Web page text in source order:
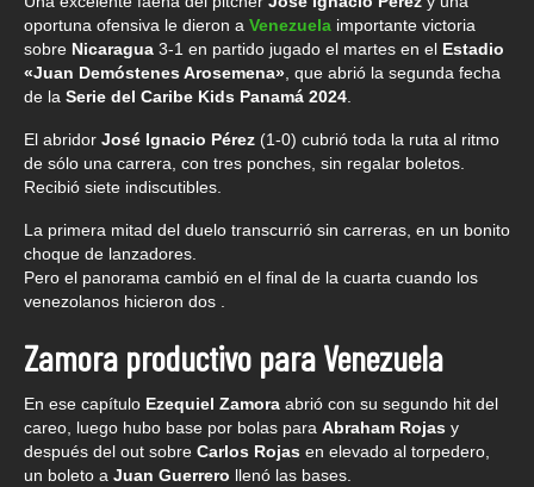
oportuna ofensiva le dieron a Venezuela importante victoria
sobre Nicaragua 3-1 en partido jugado el martes en el Estadio
«Juan Demóstenes Arosemena» , que abrió la segunda fecha
de la Serie del Caribe Kids Panamá 2024
El abridor José Ignacio Pérez (1-0) cubrió toda la ruta al ritmo
de sólo una carrera, con tres ponches, sin regalar boletos.
Recibió siete indiscutibles.
La primera mitad del duelo transcurrió sin carreras, en un bonito
choque de lanzadores.
Pero el panorama cambió en el final de la cuarta cuando los
venezolanos hicieron dos .
Zamora productivo para Venezuela
En ese capítulo Ezequiel Zamora abrió con su segundo hit del
careo, luego hubo base por bolas para Abraham Rojas y
después del out sobre Carlos Rojas en elevado al torpedero,
un boleto a Juan Guerrero llenó las bases.